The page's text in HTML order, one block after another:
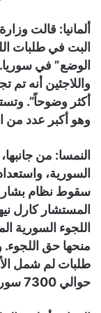
ألمانيا: قالت
البت في طلبات
الوضع” في
واللاجئين أنه تم
أكثر وضوحاً”.
وهو أكبر عدد من
النمسا: من
السورية،
سقوط نظام بشار
المستشار كارل
اللجوء السورية
منحها حق اللجوء.
طلبات لم شمل
حوالي 7300 سوري سيتأثرون بالقرار.